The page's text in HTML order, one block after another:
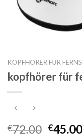
KOPFHÖRER FÜR
kopfhörer für
€72.00 €45.00